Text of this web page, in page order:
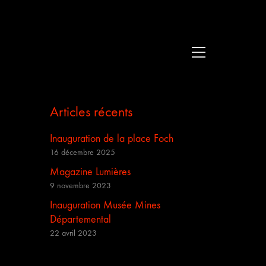
Articles récents
Inauguration de la place Foch
16 décembre 2025
Magazine Lumières
9 novembre 2023
Inauguration Musée Mines
Départemental
22 avril 2023